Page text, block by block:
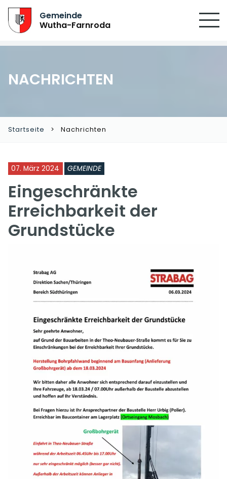
Gemeinde
Wutha-Farnroda
NACHRICHTEN
Startseite Nachrichten
07. März 2024 GEMEINDE
Eingeschränkte
Erreichbarkeit der
Grundstücke